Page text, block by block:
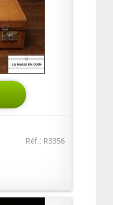
Réf.: R3356